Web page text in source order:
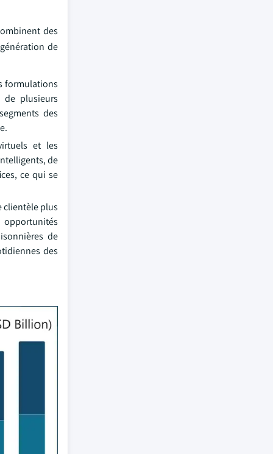
des
de
formulations
plusieurs
des
et les
de
ce qui se
clientèle plus
de
des